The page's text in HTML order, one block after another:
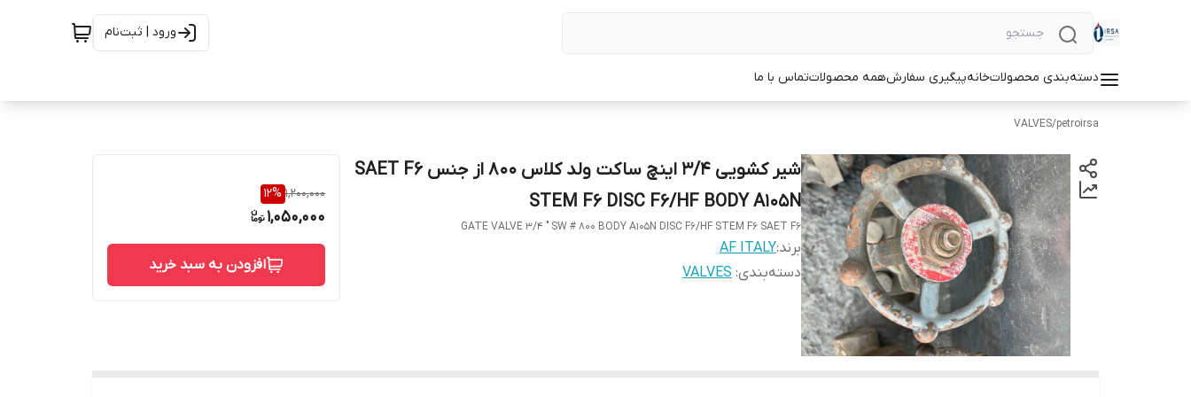
ورود | ثبت‌نام
دسته‌بندی محصولاتخانهپیگیری سفارشهمه محصولاتتماس با ما
petroirsa
/
VALVES
شیر کشویی 3/4 اینچ ساکت ولد کلاس 800 از جنس SAET F6
STEM F6 DISC F6/HF BODY A105N
GATE VALVE 3/4 " SW # 800 BODY A105N DISC F6/HF STEM F6 SAET F6
برند:AF ITALY
دسته‌بندی:
VALVES
1,200,000
12%
1,050,000
افزودن به سبد خرید